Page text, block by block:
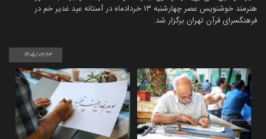
هنرمند خوشنویس عصر چهارشنبه ۱۳ خردادماه در آستانه عید غدیر خم در
فرهنگسرای قرآن تهران برگزار شد.
۱۴۰۵/۰۳/۱۳